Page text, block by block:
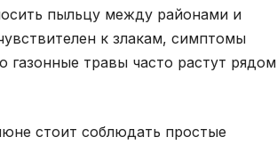
пыльцу между районами и
к злакам, симптомы
газонные травы часто растут рядом
стоит соблюдать простые